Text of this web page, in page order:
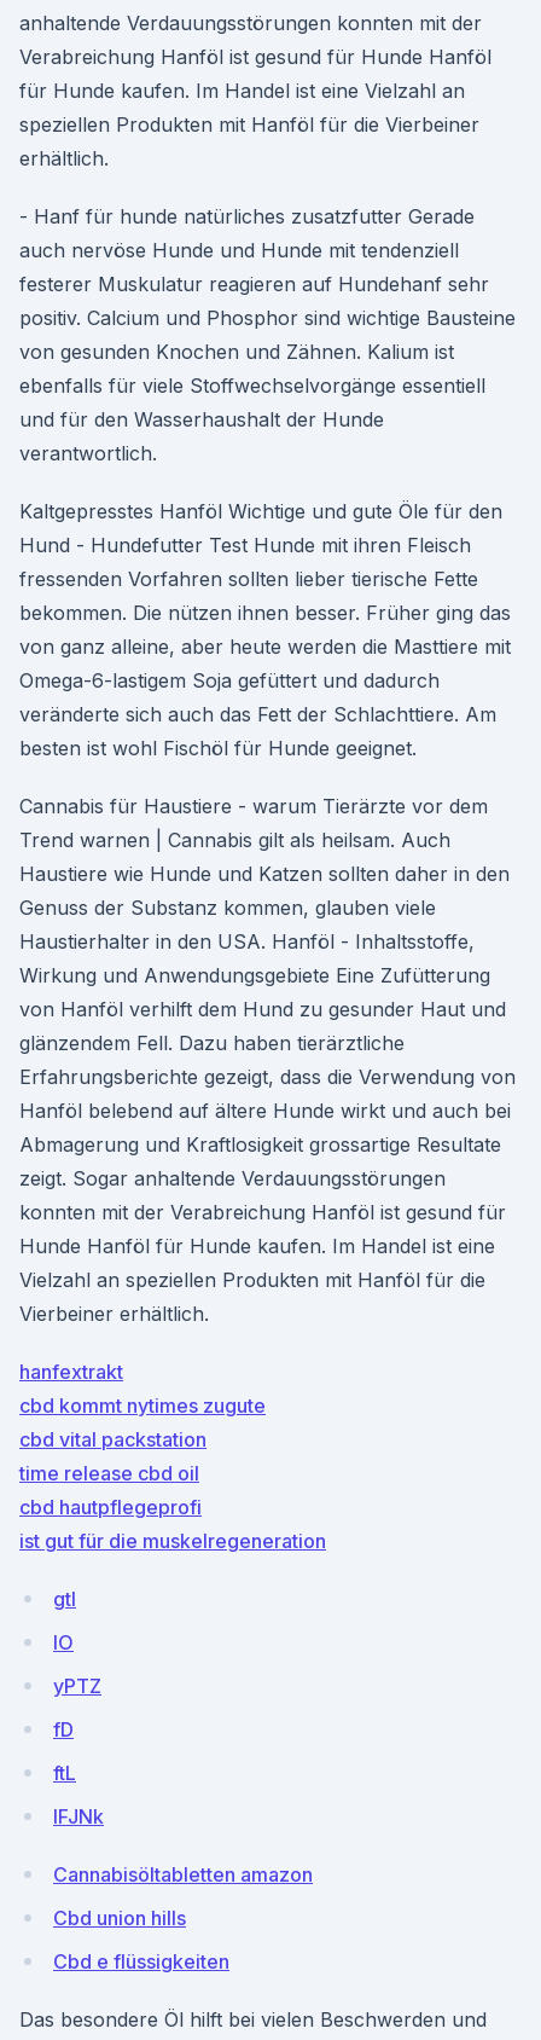
anhaltende Verdauungsstörungen konnten mit der
Verabreichung Hanföl ist gesund für Hunde Hanföl
für Hunde kaufen. Im Handel ist eine Vielzahl an
speziellen Produkten mit Hanföl für die Vierbeiner
erhältlich.
- Hanf für hunde natürliches zusatzfutter Gerade
auch nervöse Hunde und Hunde mit tendenziell
festerer Muskulatur reagieren auf Hundehanf sehr
positiv. Calcium und Phosphor sind wichtige Bausteine
von gesunden Knochen und Zähnen. Kalium ist
ebenfalls für viele Stoffwechselvorgänge essentiell
und für den Wasserhaushalt der Hunde
verantwortl ich.
Kaltgepresstes Hanföl Wichtige und gute Öle für den
Hund - Hundefutter Test Hunde mit ihren Fleisch
fressenden Vorfahren sollten lieber tierische Fette
bekommen. Die nützen ihnen besser. Früher ging das
von ganz alleine, aber heute werden die Masttiere mit
Omega-6-lastigem Soja gefüttert und dadurch
veränderte sich auch das Fett der Schlachttiere. Am
besten ist wohl Fischöl für Hunde geeignet.
Cannabis für Haustiere - warum Tierärzte vor dem
Trend warnen | Cannabis gilt als heilsam. Auch
Haustiere wie Hunde und Katzen sollten daher in den
Genuss der Substanz kommen, glauben viele
Haustierhalter in den USA. Hanföl - Inhaltsstoffe,
Wirkung und Anwendungsgebiete Eine Zufütterung
von Hanföl verhilft dem Hund zu gesunder Haut und
glänzendem Fell. Dazu haben tierärztliche
Erfahrungsberichte gezeigt, dass die Verwendung von
Hanföl belebend auf ältere Hunde wirkt und auch bei
Abmagerung und Kraftlosigkeit grossartige Resultate
zeigt. Sogar anhaltende Verdauungsstörungen
konnten mit der Verabreichung Hanföl ist gesund für
Hunde Hanföl für Hunde kaufen. Im Handel ist eine
Vielzahl an speziellen Produkten mit Hanföl für die
Vierbeiner erhältlich.
hanfextrakt
cbd kommt nytimes zugute
cbd vital packstation
time release cbd oil
cbd hautpflegeprofi
ist gut für die muskelregeneration
gtl
lO
yPTZ
fD
ftL
lFJNk
Cannabisöltabletten amazon
Cbd union hills
Cbd e flüssigkeiten
Das besondere Öl hilft bei vielen Beschwerden und